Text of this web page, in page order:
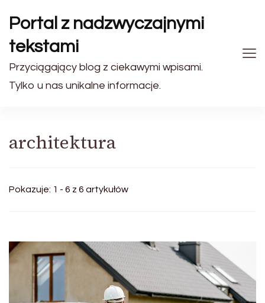
Portal z nadzwyczajnymi
tekstami
Przyciągający blog z ciekawymi wpisami.
Tylko u nas unikalne informacje.
architektura
Pokazuje: 1 - 6 z 6 artykułów